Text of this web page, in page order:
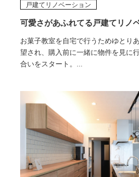
可愛さがあふれてる戸建てリノ
お菓子教室を自宅で行うためゆとり
望され、購入前に一緒に物件を見に
合いをスタート。...
戸建てリノベーション